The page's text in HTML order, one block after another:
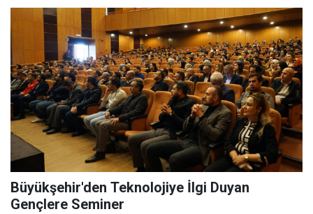
Büyükşehir'den Teknolojiye İlgi Duyan
Gençlere Seminer